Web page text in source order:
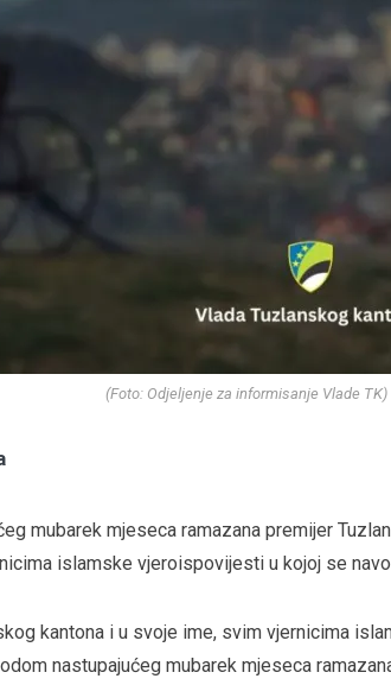
(Foto: Odjeljenje za informisanje Vlade TK)
mubarek mjeseca ramazana premijer
islamske vjeroispovijesti u kojoj se
kantona i u svoje ime, svim vjernicima
nastupajućeg mubarek mjeseca